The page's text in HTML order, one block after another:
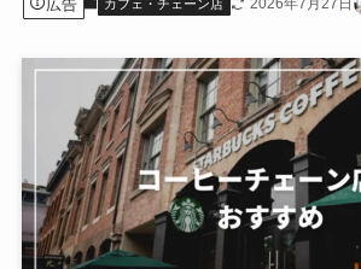
広告 カフェ・チェーン店 2026年7月27日